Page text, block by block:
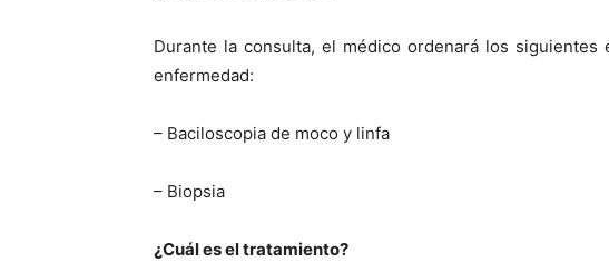
Durante la consulta, el médico ordenará los
enfermedad:
– Baciloscopia de moco y linfa
– Biopsia
¿Cuál es el tratamiento?